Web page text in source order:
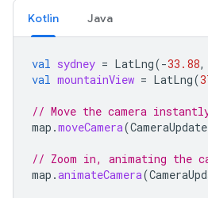
Kotlin Java
val sydney = LatLng(-33.88,
val mountainView = LatLng(
// Move the camera
map .moveCamera(
// Zoom in, animating the
map .animateCamera(